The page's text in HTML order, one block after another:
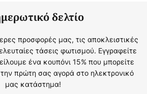
δελτίο
προσφορές μας, τις αποκλειστικές
τάσεις φωτισμού. Εγγραφείτε
ένα κουπόνι 15% που μπορείτε
πρώτη σας αγορά στο ηλεκτρονικό
μας κατάστημα!